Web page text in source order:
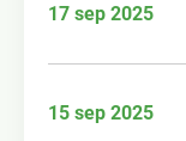
17 sep 2025
15 sep 2025